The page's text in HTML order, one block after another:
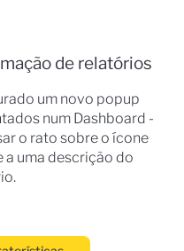
de relatórios
um novo popup
num Dashboard -
o rato sobre o ícone
a uma descrição do